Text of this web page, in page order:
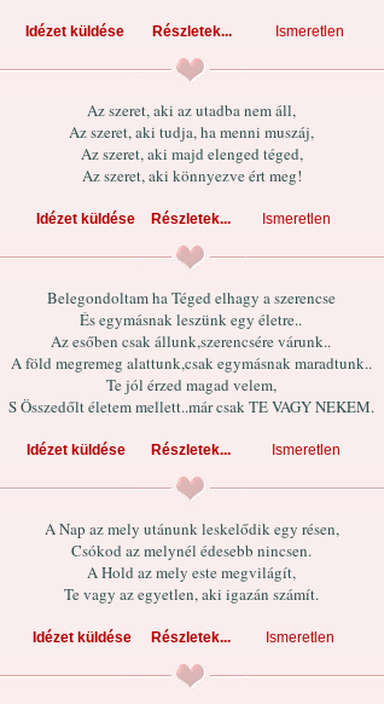
Idézet küldése Részletek... Ismeretlen
Az szeret, aki az utadba nem áll,
Az szeret, aki tudja, ha menni muszáj,
Az szeret, aki majd elenged téged,
Az szeret, aki könnyezve ért meg!
Idézet küldése Részletek... Ismeretlen
Belegondoltam ha Téged elhagy a szerencse
És egymásnak leszünk egy életre..
Az esőben csak állunk,szerencsére várunk..
A föld megremeg alattunk,csak egymásnak maradtunk..
Te jól érzed magad velem,
S Összedőlt életem mellett..már csak TE VAGY NEKEM.
Idézet küldése Részletek... Ismeretlen
A Nap az mely utánunk leskelődik egy résen,
Csókod az melynél édesebb nincsen.
A Hold az mely este megvilágít,
Te vagy az egyetlen, aki igazán számít.
Idézet küldése Részletek... Ismeretlen